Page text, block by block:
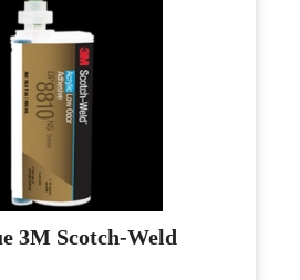
3M Scotch-Weld